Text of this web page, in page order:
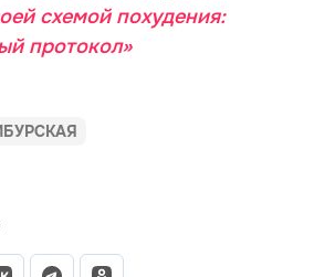
схемой похудения:
протокол»